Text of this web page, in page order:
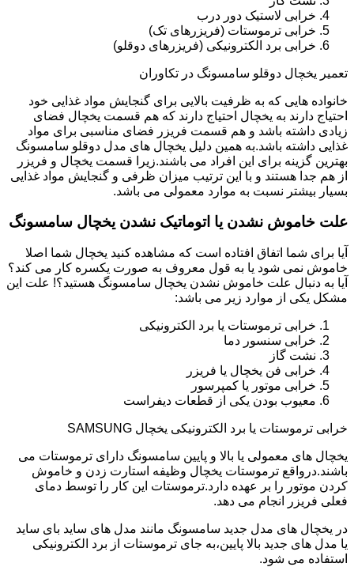
خرابی لاستیک دور درب
خرابی ترموستات (فریزرهای تک)
خرابی برد الکترونیکی (فریزرهای دوقلو)
تعمیر یخچال دوقلو سامسونگ در تکاوران
خانواده هایی که به ظرفیت بالایی برای گنجایش مواد غذایی خود
احتیاج دارند به یخچال احتیاج دارند که هم قسمت یخچال فضای
زیادی داشته باشد و هم قسمت فریزر فضای مناسبی برای مواد
غذایی داشته باشد.به همین دلیل یخچال های مدل دوقلو سامسونگ
بهترین گزینه برای این افراد می باشند.زیرا قسمت یخچال و فریزر
از هم جدا هستند و با این ترتیب میزان ظرفی و گنجایش مواد غذایی
بسیار بیشتر نسبت به موارد معمولی می باشد.
علت خاموش نشدن یا اتوماتیک نشدن یخچال سامسونگ
آیا برای شما اتفاق افتاده است که مشاهده کنید یخچال شما اصلا
خاموش نمی شود یا به قول معروف به صورت یکسره کار می کند؟
آیا به دنبال علت خاموش نشدن یخچال سامسونگ هستید؟! علت این
مشکل یکی از موارد زیر می باشد:
خرابی ترموستات یا برد الکترونیکی
خرابی سنسور دما
نشت گاز
خرابی فن یخچال یا فریزر
خرابی موتور یا کمپرسور
معیوب بودن یکی از قطعات دیفراست
خرابی ترموستات یا برد الکترونیکی یخچال SAMSUNG
یخچال های معمولی یا بالا و پایین سامسونگ دارای ترموستات می
باشند.درواقع ترموستات یخچال وظیفه استارت زدن و خاموش
کردن موتور را بر عهده دارد.ترموستات این کار را توسط دمای
فعلی فریزر انجام می دهد.
در یخچال های مدل جدید سامسونگ مانند مدل های ساید بای ساید
یا مدل های جدید بالا پایین،به جای ترموستات از برد الکترونیکی
استفاده می شود.